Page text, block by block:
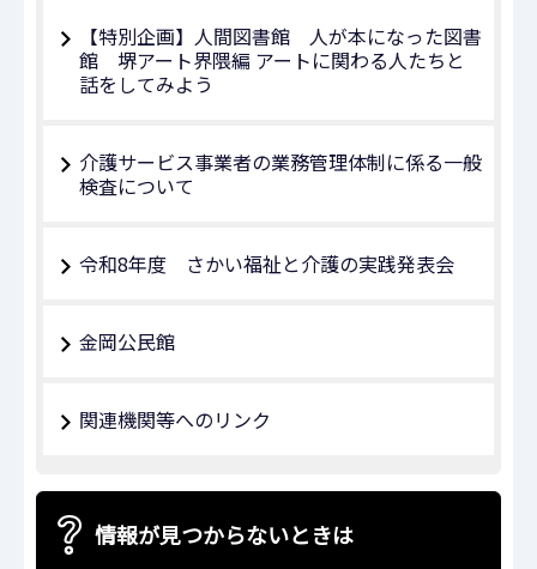
【特別企画】人間図書館 人が本になった図書
館 堺アート界隈編 アートに関わる人たちと
話をしてみよう
介護サービス事業者の業務管理体制に係る一般
検査について
令和8年度 さかい福祉と介護の実践発表会
金岡公民館
関連機関等へのリンク
情報が見つからないときは